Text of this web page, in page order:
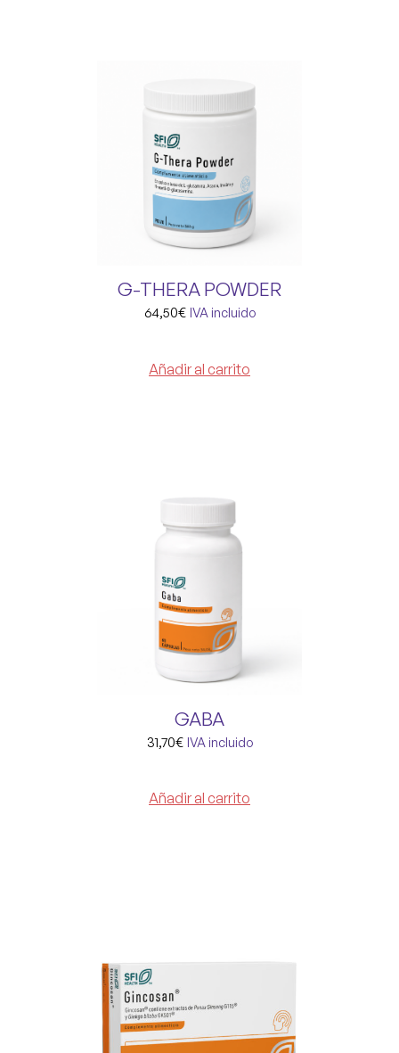
G-THERA POWDER
64,50€ IVA incluido
Añadir al carrito
GABA
31,70€ IVA incluido
Añadir al carrito